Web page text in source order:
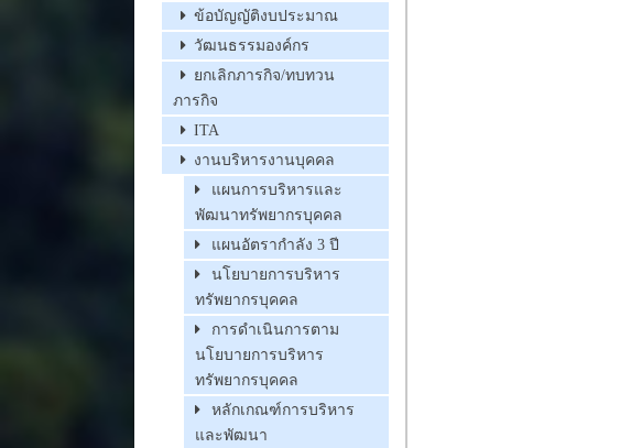
ข้อบัญญัติงบประมาณ
วัฒนธรรมองค์กร
ยกเลิกภารกิจ/ทบทวน
ภารกิจ
ITA
งานบริหารงานบุคคล
แผนการบริหารและ
พัฒนาทรัพยากรบุคคล
แผนอัตรากำลัง 3 ปี
นโยบายการบริหาร
ทรัพยากรบุคคล
การดำเนินการตาม
นโยบายการบริหาร
ทรัพยากรบุคคล
หลักเกณฑ์การบริหาร
และพัฒนา